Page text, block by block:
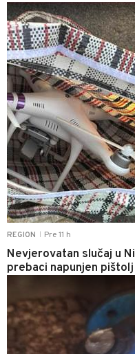
REGION Pre 11 h
Nevjerovatan slučaj u
prebaci napunjen